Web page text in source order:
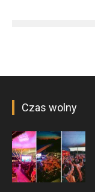
Czas wolny